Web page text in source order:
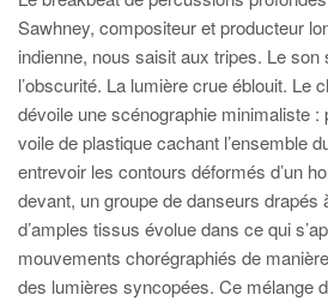
Sawhney, compositeur et producteur
indienne, nous saisit aux tripes. Le son
l’obscurité. La lumière crue éblouit. Le
dévoile une scénographie minimaliste :
voile de plastique cachant l’ensemble
entrevoir les contours déformés d’un
devant, un groupe de danseurs drapés
d’amples tissus évolue dans ce qui
mouvements chorégraphiés de
des lumières syncopées. Ce mélange